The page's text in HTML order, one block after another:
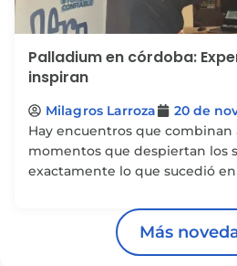
Palladium en córdoba:
inspiran
Milagros Larroza
20 de
Hay encuentros que combinan
momentos que despiertan los
exactamente lo que sucedió
Más